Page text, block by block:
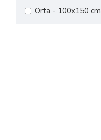
Orta - 100x150 cm